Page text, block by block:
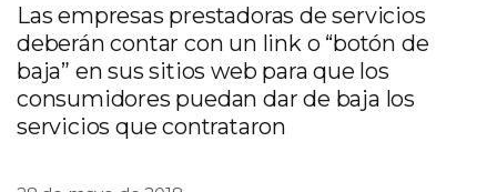
Las empresas prestadoras de servicios
deberán contar con un link o “botón de
baja” en sus sitios web para que los
consumidores puedan dar de baja los
servicios que contrataron